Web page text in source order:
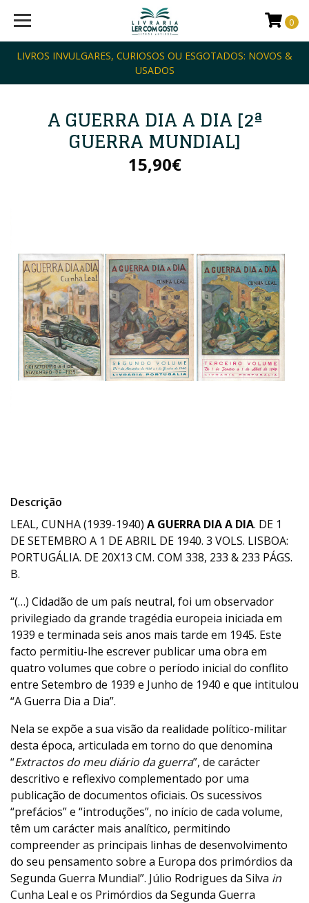
LIVROS INVULGARES, CURIOSOS OU ESGOTADOS: NOVOS &
USADOS
0
A GUERRA DIA A DIA [2ª
GUERRA MUNDIAL]
15,90€
Descrição
LEAL, CUNHA (1939-1940) A GUERRA DIA A DIA. DE 1
DE SETEMBRO A 1 DE ABRIL DE 1940. 3 VOLS. LISBOA:
PORTUGÁLIA. DE 20X13 CM. COM 338, 233 & 233 PÁGS.
B.
“(…) Cidadão de um país neutral, foi um observador
privilegiado da grande tragédia europeia iniciada em
1939 e terminada seis anos mais tarde em 1945. Este
facto permitiu-lhe escrever publicar uma obra em
quatro volumes que cobre o período inicial do conflito
entre Setembro de 1939 e Junho de 1940 e que intitulou
“A Guerra Dia a Dia”.
Nela se expõe a sua visão da realidade político-militar
desta época, articulada em torno do que denomina
“Extractos do meu diário da guerra”, de carácter
descritivo e reflexivo complementado por uma
publicação de documentos oficiais. Os sucessivos
“prefácios” e “introduções”, no início de cada volume,
têm um carácter mais analítico, permitindo
compreender as principais linhas de desenvolvimento
do seu pensamento sobre a Europa dos primórdios da
Segunda Guerra Mundial”. Júlio Rodrigues da Silva in
Cunha Leal e os Primórdios da Segunda Guerra